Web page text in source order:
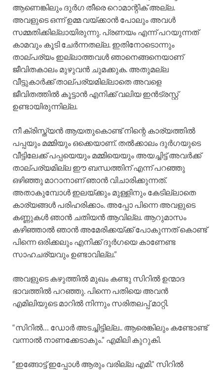
ആണെങ്കിലും ദുർഗ തീരെ റൊമാന്റിക് അല്ല.
അവളുടെ ഒന്ന് ഉമ്മ വയ്ക്കാൻ പോലും അവൾ
സമ്മതിക്കില്ലായിരുന്നു. പ്രണയം എന്ന് പറയുന്നത്
കാമവും കൂടി ചേർന്നതല്ല. ഇതിനോടൊന്നും
താല്പര്യം ഇല്ലാത്തവൾ ഞാനെങ്ങനെയാണ്
ജീവിതകാലം മുഴുവൻ ചുമക്കുക. അതുമല്ല
വീട്ടുകാർക്ക് താല്പര്യമില്ലാതെ അവളെ
ജീവിതത്തിൽ കൂട്ടാൻ എനിക്ക് വലിയ ഇൻട്രസ്റ്റ്
ഉണ്ടായിരുന്നില്ല.
നീ ക്രിസ്ത്യൻ ആയതുകൊണ്ട് നിന്റെ കാര്യത്തിൽ
പപ്പയും മമ്മിയും ഒക്കെയാണ്. തൽക്കാലം ദുർഗയുടെ
വീട്ടിലേക്ക് പപ്പയെയും മമ്മിയെയും അയച്ചിട്ട് അവർക്ക്
താല്പര്യമില്ല ഈ ബന്ധത്തിന് എന്ന് പറഞ്ഞു
ഒഴിഞ്ഞു മാറാനാണ് ഞാൻ വിചാരിക്കുന്നത്.
അതാകുമ്പോൾ ഇലയ്ക്കും മുള്ളിനും കേടില്ലാതെ
കാര്യങ്ങൾ പരിഹരിക്കാം. അപ്പോ പിന്നെ അവളുടെ
കണ്ണുകൾ ഞാൻ ചതിയൻ ആവില്ല. ആറുമാസം
കഴിഞ്ഞാൽ ഞാൻ അമേരിക്കയ്ക്ക് പോകുന്നത് കൊണ്ട്
പിന്നെ ഒരിക്കലും എനിക്ക് ദുർഗയെ കാണേണ്ട
സാഹചര്യവും ഉണ്ടാവില്ല.”
അവളുടെ കഴുത്തിൽ മുഖം കണ്ടു സിറിൽ ഉന്മാദ
ഭാവത്തിൽ പറഞ്ഞു. പിന്നെ പതിയെ അവൻ
എമിലിയുടെ മാറിൽ നിന്നും സരിതലപ്പ് മാറ്റി.
“സിറിൽ… ഡോർ അടച്ചിട്ടില്ല.. ആരെങ്കിലും കണ്ടോണ്ട്
വന്നാൽ നാണക്കേടാകും.” എമിലി കുറുകി.
“ഇങ്ങോട്ട് ഇപ്പോൾ ആരും വരില്ല എമി.” സിറിൽ